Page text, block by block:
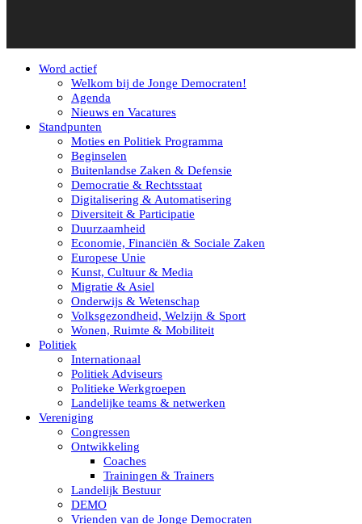
Word actief
Welkom bij de Jonge Democraten!
Agenda
Nieuws en Vacatures
Standpunten
Moties en Politiek Programma
Beginselen
Buitenlandse Zaken & Defensie
Democratie & Rechtsstaat
Digitalisering & Automatisering
Diversiteit & Participatie
Duurzaamheid
Economie, Financiën & Sociale Zaken
Europese Unie
Kunst, Cultuur & Media
Migratie & Asiel
Onderwijs & Wetenschap
Volksgezondheid, Welzijn & Sport
Wonen, Ruimte & Mobiliteit
Politiek
Internationaal
Politiek Adviseurs
Politieke Werkgroepen
Landelijke teams & netwerken
Vereniging
Congressen
Ontwikkeling
Coaches
Trainingen & Trainers
Landelijk Bestuur
DEMO
Vrienden van de Jonge Democraten